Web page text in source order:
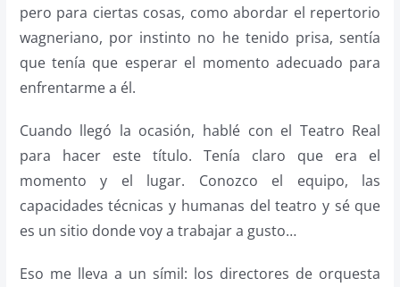
pero para ciertas cosas, como abordar el repertorio
wagneriano, por instinto no he tenido prisa, sentía
que tenía que esperar el momento adecuado para
enfrentarme a él.
Cuando llegó la ocasión, hablé con el Teatro Real
para hacer este título. Tenía claro que era el
momento y el lugar. Conozco el equipo, las
capacidades técnicas y humanas del teatro y sé que
es un sitio donde voy a trabajar a gusto…
Eso me lleva a un símil: los directores de orquesta